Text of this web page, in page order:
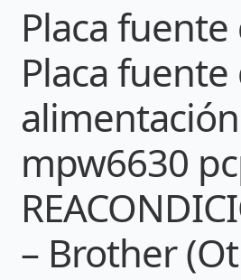
Placa fuente
Placa fuente
mpw6630
– Brother